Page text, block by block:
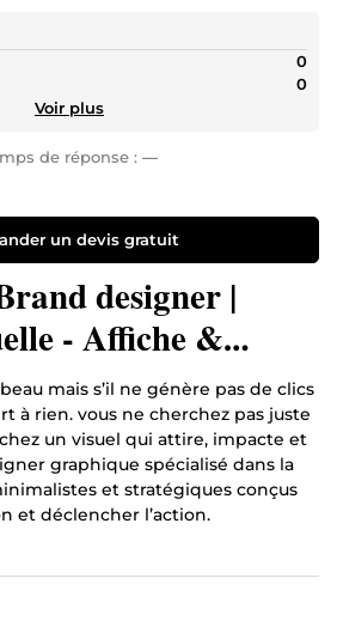
0
0
Voir plus
de réponse : —
un devis gratuit
designer |
- Affiche &
mais s’il ne génère pas de clics
à rien. vous ne cherchez pas juste
un visuel qui attire, impacte et
graphique spécialisé dans la
et stratégiques conçus
et déclencher l’action.
optimisées pour augmenter le
professionnels et appétissants qui